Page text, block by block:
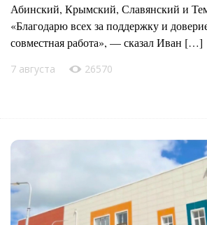
Абинский, Крымский, Славянский и
«Благодарю всех за поддержку и
совместная работа», — сказал Иван […]
7 августа 26570